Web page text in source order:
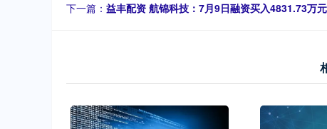
下一篇： 益丰配资 航锦科技：7月9日融资买入4831.73万